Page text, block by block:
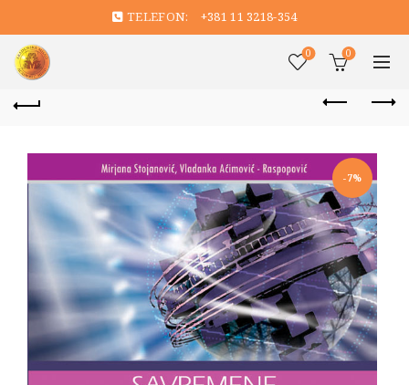
TELEFON: +381 11 3218-354
0 0
-7%